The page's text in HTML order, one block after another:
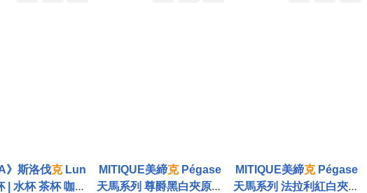
》斯洛伐克Lun
| 水杯 茶杯 咖啡
MITIQUE美締克Pégase
天馬系列 尊爵黑白夾原子
MITIQUE美締克Pégase
天馬系列 法拉利紅白夾原